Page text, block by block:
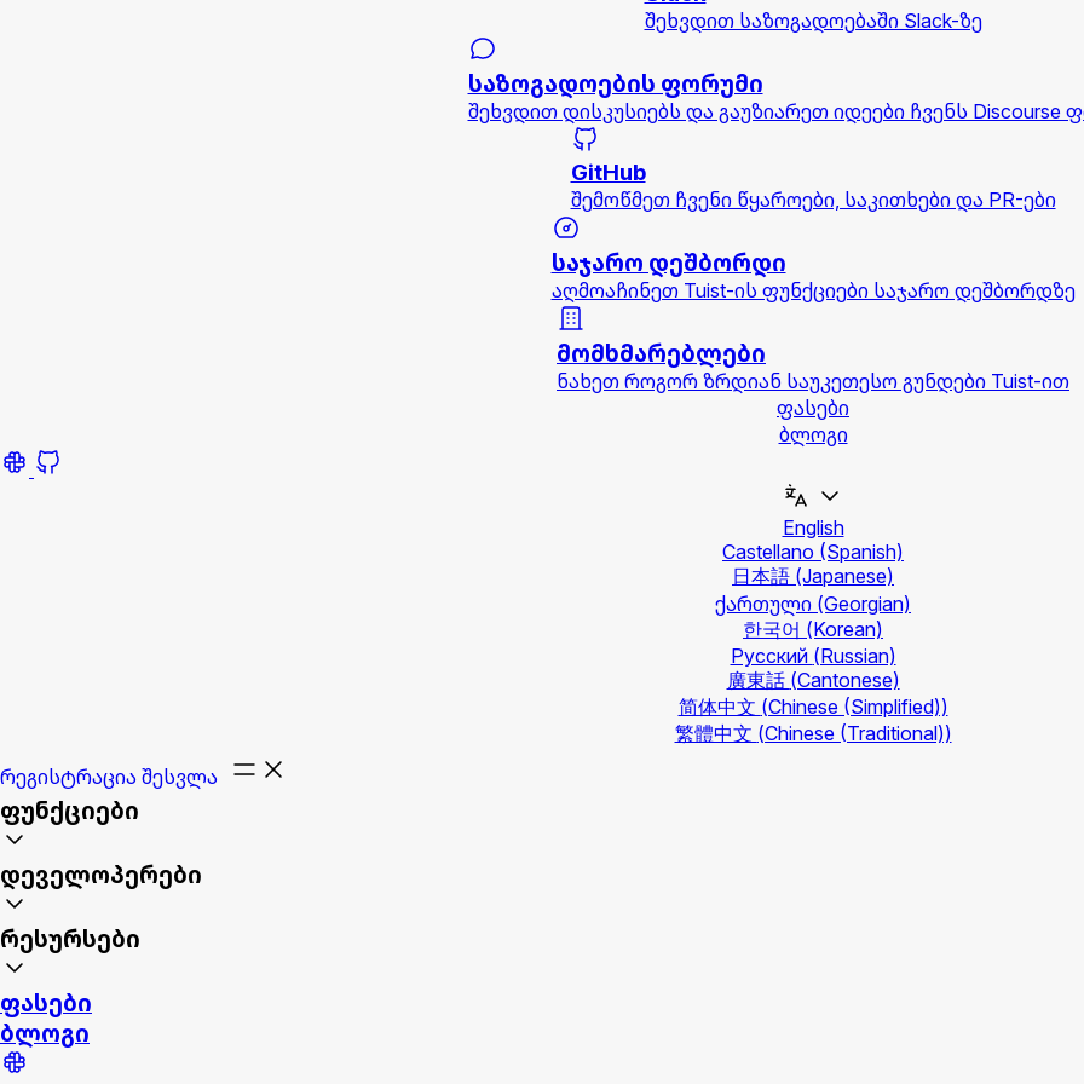
შეხვდით საზოგადოებაში Slack-ზე
საზოგადოების ფორუმი
შეხვდით დისკუსიებს და გაუზიარეთ იდეები ჩვენს Discourse
GitHub
შემოწმეთ ჩვენი წყაროები, საკითხები და PR-ები
საჯარო დეშბორდი
აღმოაჩინეთ Tuist-ის ფუნქციები საჯარო დეშბორდზე
მომხმარებლები
ნახეთ როგორ ზრდიან საუკეთესო გუნდები Tuist-ით
ფასები
ბლოგი
English
Castellano (Spanish)
日本語 (Japanese)
ქართული (Georgian)
한국어 (Korean)
Русский (Russian)
廣東話 (Cantonese)
简体中文 (Chinese (Simplified))
繁體中文 (Chinese (Traditional))
რეგისტრაცია შესვლა
ფუნქციები
დეველოპერები
რესურსები
ფასები
ბლოგი